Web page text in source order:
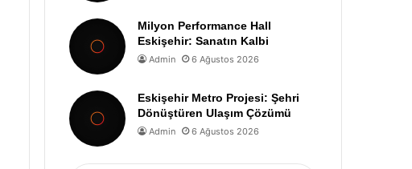
Milyon Performance Hall
Eskişehir: Sanatın Kalbi
Admin 6 Ağustos 2026
Eskişehir Metro Projesi: Şehri
Dönüştüren Ulaşım Çözümü
Admin 6 Ağustos 2026